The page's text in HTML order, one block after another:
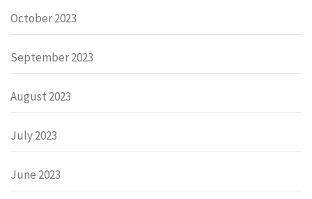
October 2023
September 2023
August 2023
July 2023
June 2023